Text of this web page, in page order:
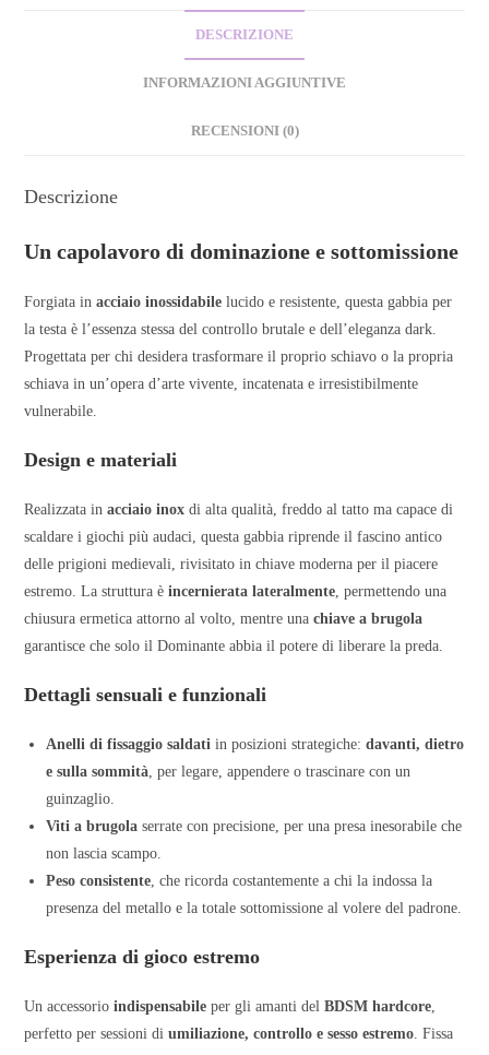
DESCRIZIONE
INFORMAZIONI AGGIUNTIVE
RECENSIONI (0)
Descrizione
Un capolavoro di dominazione e sottomissione
Forgiata inacciaio inossidabile lucido e resistente, questa gabbia per
la testa è l’essenza stessa del controllo brutale e dell’eleganza dark.
Progettata per chi desidera trasformare il proprio schiavo o la propria
schiava in un’opera d’arte vivente, incatenata e irresistibilmente
vulnerabile.
Design e materiali
Realizzata inacciaio inox di alta qualità, freddo al tatto ma capace di
scaldare i giochi più audaci, questa gabbia riprende il fascino antico
delle prigioni medievali, rivisitato in chiave moderna per il piacere
estremo. La struttura èincernierata lateralmente , permettendo una
chiusura ermetica attorno al volto, mentre unachiave a brugola
garantisce che solo il Dominante abbia il potere di liberare la preda.
Dettagli sensuali e funzionali
Anelli di fissaggio saldati in posizioni strategiche:davanti, dietro
e sulla sommità , per legare, appendere o trascinare con un
guinzaglio.
Viti a brugola serrate con precisione, per una presa inesorabile che
non lascia scampo.
Peso consistente , che ricorda costantemente a chi la indossa la
presenza del metallo e la totale sottomissione al volere del padrone.
Esperienza di gioco estremo
Un accessorioindispensabile per gli amanti delBDSM hardcore
perfetto per sessioni diumiliazione, controllo e sesso estremo . Fissa